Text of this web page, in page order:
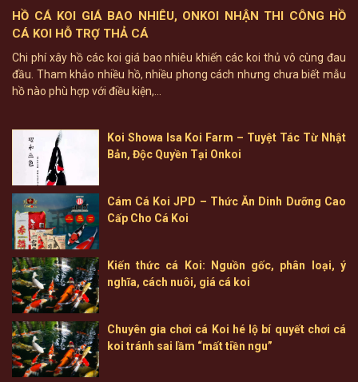
HỒ CÁ KOI GIÁ BAO NHIÊU, ONKOI NHẬN THI CÔNG HỒ
CÁ KOI HỖ TRỢ THẢ CÁ
Chi phí xây hồ các koi giá bao nhiêu khiến các koi thủ vô cùng đau
đầu. Tham khảo nhiều hồ, nhiều phong cách nhưng chưa biết mẫu
hồ nào phù hợp với điều kiện,...
Koi Showa Isa Koi Farm – Tuyệt Tác Từ Nhật
Bản, Độc Quyền Tại Onkoi
Cám Cá Koi JPD – Thức Ăn Dinh Dưỡng Cao
Cấp Cho Cá Koi
Kiến thức cá Koi: Nguồn gốc, phân loại, ý
nghĩa, cách nuôi, giá cá koi
Chuyên gia chơi cá Koi hé lộ bí quyết chơi cá
koi tránh sai lầm “mất tiền ngu”